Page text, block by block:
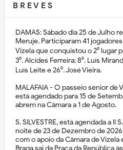
B R E V E S
DAMAS: Sábado dia 25 de Julho
Meruje. Participaram 41
Vizela que conquistou o 2⁰ lugar
3⁰. Alcides Ferreira; 8⁰. Luís
Luís Leite e 26⁰. José Vieira.
MALAFAIA - O passeio sénior de
está agendado para 15 de
abrem na Câmara a 1 de Agosto.
S. SILVESTRE, está agendada a II
noite de 23 de Dezembro de
com o apoio da Câmara de